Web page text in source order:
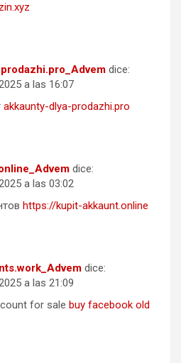
dice:
a las 16:07
akkaunty-dlya-prodazhi.pro
dice:
a las 03:02
https://kupit-akkaunt.online
dice:
a las 21:09
for sale buy facebook old